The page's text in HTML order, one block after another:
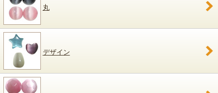
丸
デザイン